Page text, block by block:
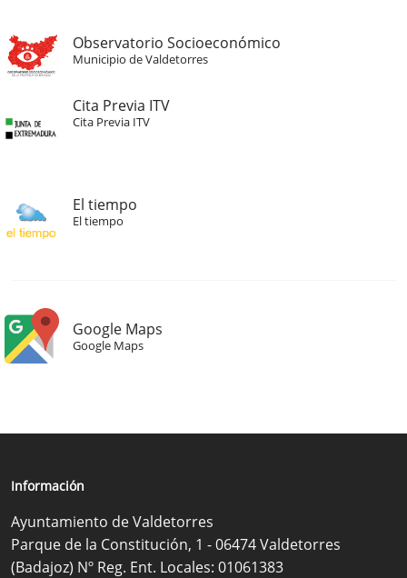
Observatorio Socioeconómico
Municipio de Valdetorres
Cita Previa ITV
Cita Previa ITV
El tiempo
El tiempo
Google Maps
Google Maps
Información
Ayuntamiento de Valdetorres
Parque de la Constitución, 1 - 06474 Valdetorres
(Badajoz) Nº Reg. Ent. Locales: 01061383